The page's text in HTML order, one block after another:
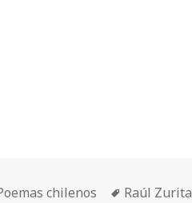
chilenos Etiquetas
Raúl Zurita